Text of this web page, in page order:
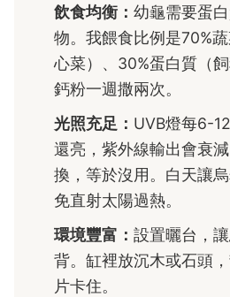
飲食均衡： 幼龜需要蛋
物。我餵食比例是70%
心菜）、30%蛋白質（飼
鈣粉一週撒兩次。
光照充足： UVB燈每6-
還亮，紫外線輸出會衰
換，等於沒用。白天讓
免直射太陽過熱。
環境豐富： 設置曬台，
背。缸裡放沉木或石頭
片卡住。